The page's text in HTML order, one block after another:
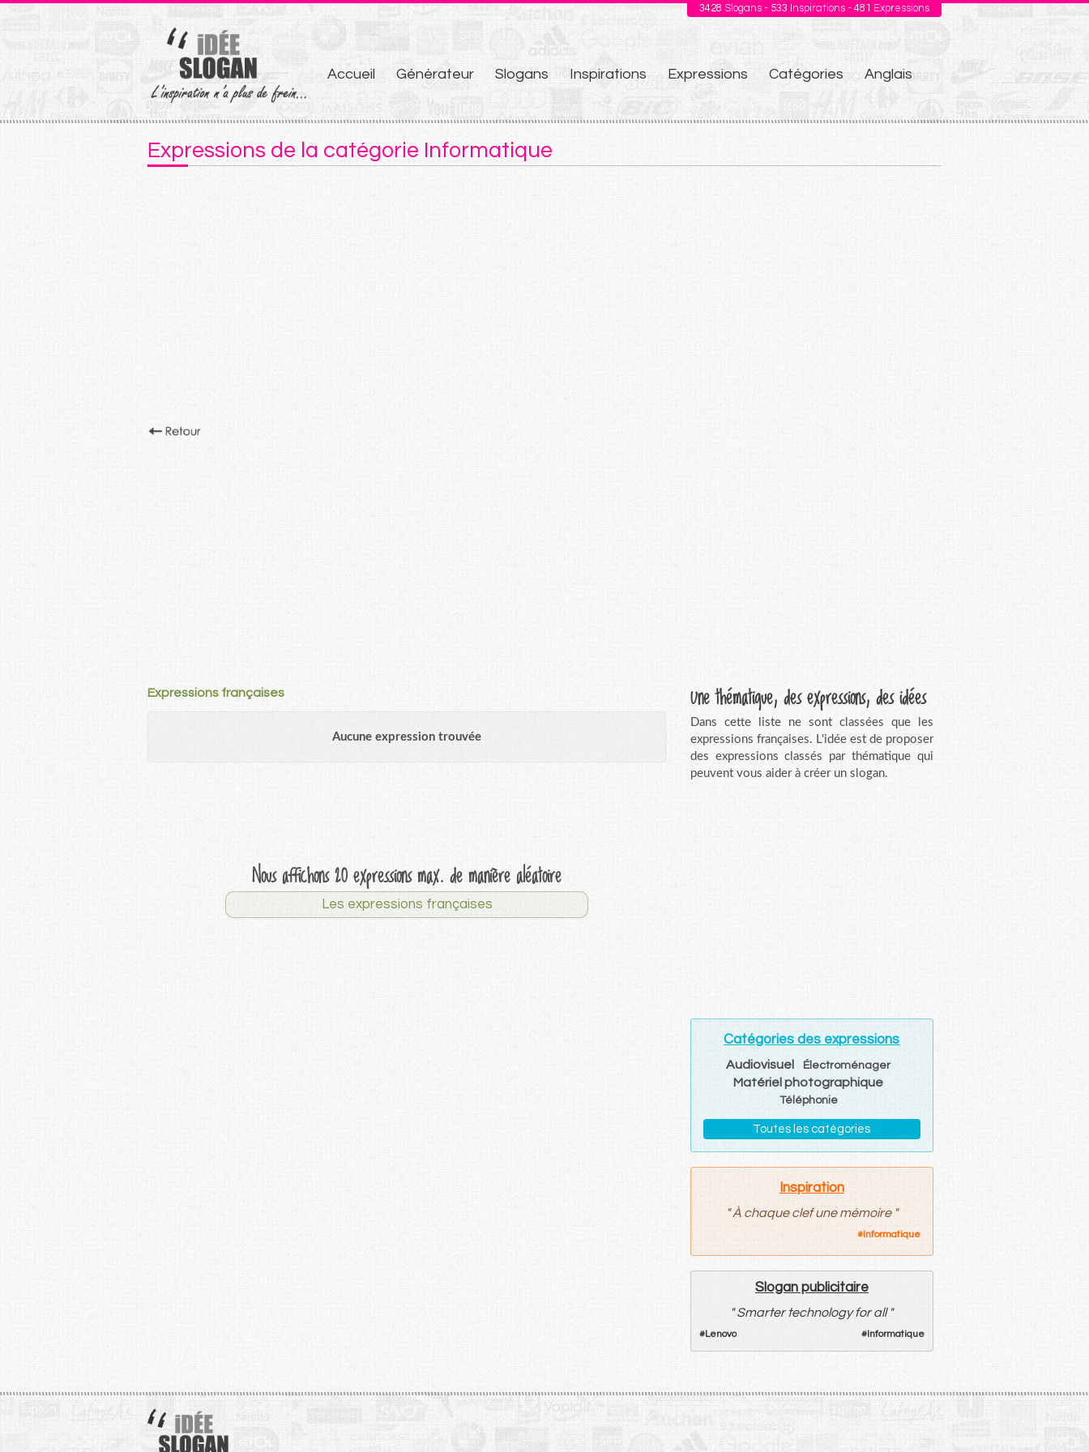
3428 Slogans - 533 Inspirations - 481 Expressions
Aller
au
contenu
Accueil Générateur Slogans Inspirations Expressions Catégories Anglais
Expressions de la catégorie Informatique
Expressions françaises
Aucune expression trouvée
Nous affichons 20 expressions max. de manière aléatoire
Les expressions françaises
Une thématique, des expressions, des idées
Dans cette liste ne sont classées que les
expressions françaises. L'idée est de proposer
des expressions classés par thématique qui
peuvent vous aider à créer un slogan.
Catégories des expressions
Audiovisuel Électroménager
Matériel photographique
Téléphonie
Toutes les catégories
Inspiration
" À chaque clef une mémoire "
#Informatique
Slogan publicitaire
" Smarter technology for all "
#Lenovo #Informatique